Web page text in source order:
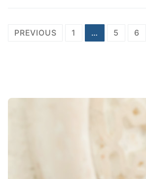
Posts
PREVIOUS 1 … 5 6